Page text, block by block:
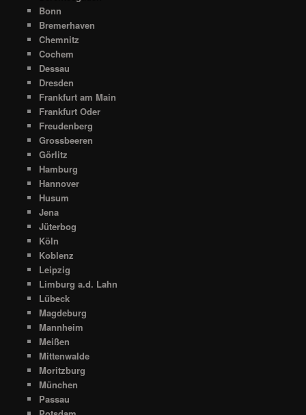
Bonn
Bremerhaven
Chemnitz
Cochem
Dessau
Dresden
Frankfurt am Main
Frankfurt Oder
Freudenberg
Grossbeeren
Görlitz
Hamburg
Hannover
Husum
Jena
Jüterbog
Köln
Koblenz
Leipzig
Limburg a.d. Lahn
Lübeck
Magdeburg
Mannheim
Meißen
Mittenwalde
Moritzburg
München
Passau